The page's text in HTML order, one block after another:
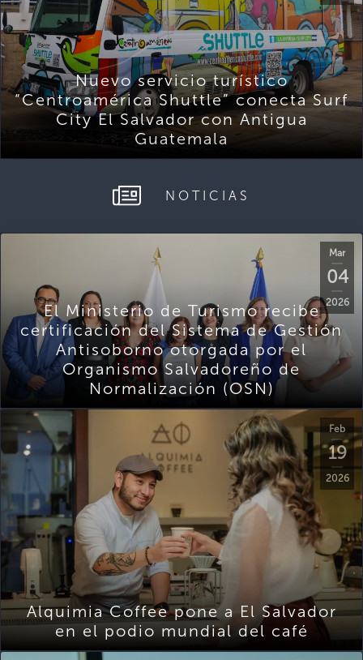
Nuevo servicio turístico
“Centroamérica Shuttle” conecta Surf
City El Salvador con Antigua
Guatemala
NOTICIAS
Mar
04
2026
El Ministerio de Turismo recibe
certificación del Sistema de Gestión
Antisoborno otorgada por el
Organismo Salvadoreño de
Normalización (OSN)
Feb
19
2026
Alquimia Coffee pone a El Salvador
en el podio mundial del café